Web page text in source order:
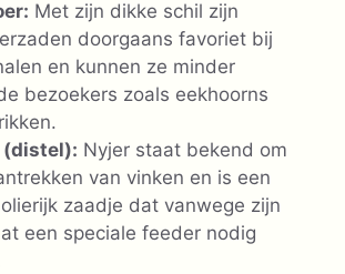
Met zijn dikke schil zijn
doorgaans favoriet bij
en kunnen ze minder
bezoekers zoals eekhoorns
(distel): Nyjer staat bekend om
van vinken en is een
zaadje dat vanwege zijn
een speciale feeder nodig